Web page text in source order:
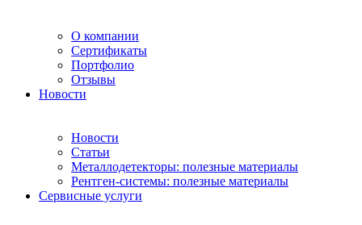
О компании
Сертификаты
Портфолио
Отзывы
Новости
Новости
Статьи
Металлодетекторы: полезные материалы
Рентген-системы: полезные материалы
Сервисные услуги